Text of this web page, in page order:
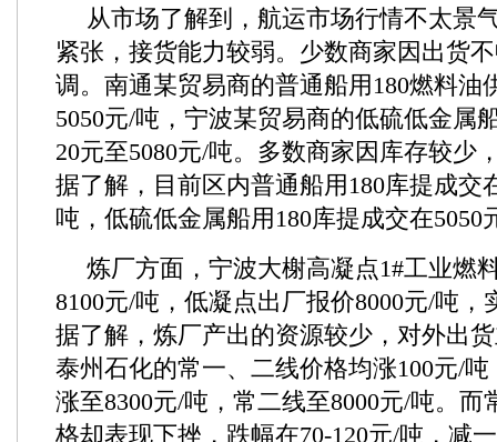
从市场了解到，航运市场行情不太景
紧张，接货能力较弱。少数商家因出货
调。南通某贸易商的普通船用180燃料油
5050元/吨，宁波某贸易商的低硫低金属
20元至5080元/吨。多数商家因库存较少
据了解，目前区内普通船用180库提成交
吨，低硫低金属船用180库提成交在5050
炼厂方面，宁波大榭高凝点1#工业燃
8100元/吨，低凝点出厂报价8000元/吨，
据了解，炼厂产出的资源较少，对外出
泰州石化的常一、二线价格均涨100元/
涨至8300元/吨，常二线至8000元/吨。而
格却表现下挫，跌幅在70-120元/吨，减